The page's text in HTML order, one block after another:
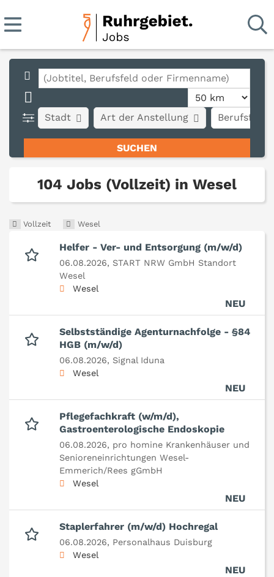
Stadt Art der Anstellung Berufsfeld
104 Jobs (Vollzeit) in Wesel
Vollzeit Wesel
Helfer - Ver- und Entsorgung (m/w/d)
06.08.2026, START NRW GmbH Standort
Wesel
Wesel
NEU
Selbstständige Agenturnachfolge - §84
HGB (m/w/d)
06.08.2026, Signal Iduna
Wesel
NEU
Pflegefachkraft (w/m/d),
Gastroenterologische Endoskopie
06.08.2026, pro homine Krankenhäuser und
Senioreneinrichtungen Wesel-
Emmerich/Rees gGmbH
Wesel
NEU
Staplerfahrer (m/w/d) Hochregal
06.08.2026, Personalhaus Duisburg
Wesel
NEU